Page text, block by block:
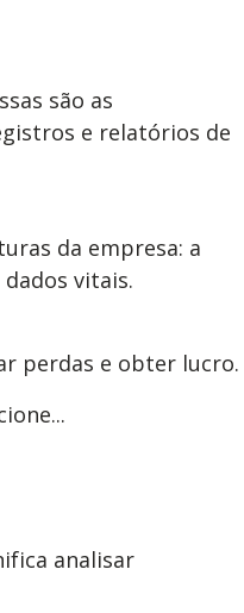
são as
e relatórios de
da empresa: a
vitais.
perdas e obter lucro.
analisar